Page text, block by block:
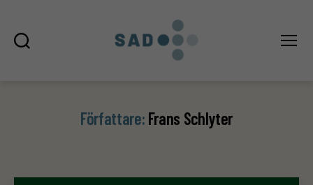
Författare: Frans Schlyter